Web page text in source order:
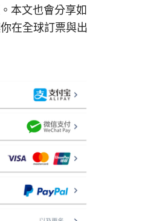
本文也會分享如
在全球訂票與出